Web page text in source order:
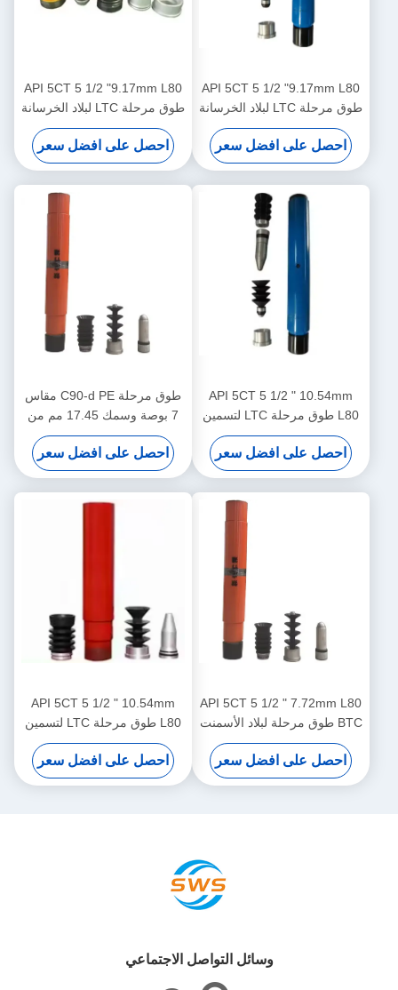
API 5CT 5 1/2 "9.17mm L80
طوق مرحلة LTC لبلاد الخرسانة
البئر النفط
احصل على افضل سعر
API 5CT 5 1/2 "9.17mm L80
طوق مرحلة LTC لبلاد الخرسانة
البئر النفط
احصل على افضل سعر
API 5CT 5 1/2 " 10.54mm
L80 طوق مرحلة LTC لتسمين
الآبار النفطية
احصل على افضل سعر
طوق مرحلة C90-d PE مقاس
7 بوصة وسمك 17.45 مم من
API 5CT لتبطين آبار النفط
احصل على افضل سعر
API 5CT 5 1/2 " 7.72mm L80
BTC طوق مرحلة لبلاد الأسمنت
البئر النفط
احصل على افضل سعر
API 5CT 5 1/2 " 10.54mm
L80 طوق مرحلة LTC لتسمين
الآبار النفطية
احصل على افضل سعر
وسائل التواصل الاجتماعي